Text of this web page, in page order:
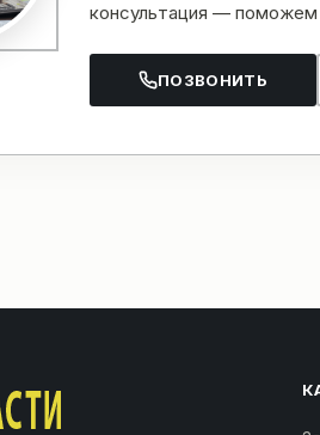
консультация —
ПОЗВОНИТЬ